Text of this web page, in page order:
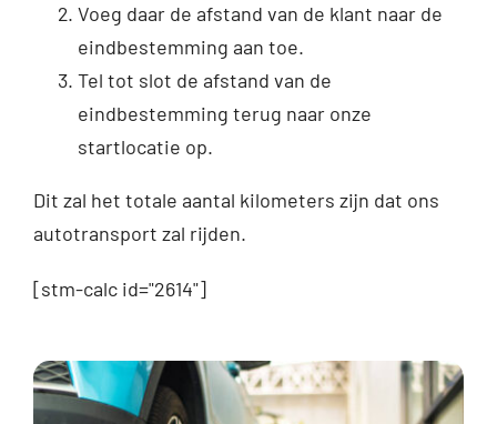
Voeg daar de afstand van de klant naar de
eindbestemming aan toe.
Tel tot slot de afstand van de
eindbestemming terug naar onze
startlocatie op.
Dit zal het totale aantal kilometers zijn dat ons
autotransport zal rijden.
[stm-calc id="2614"]